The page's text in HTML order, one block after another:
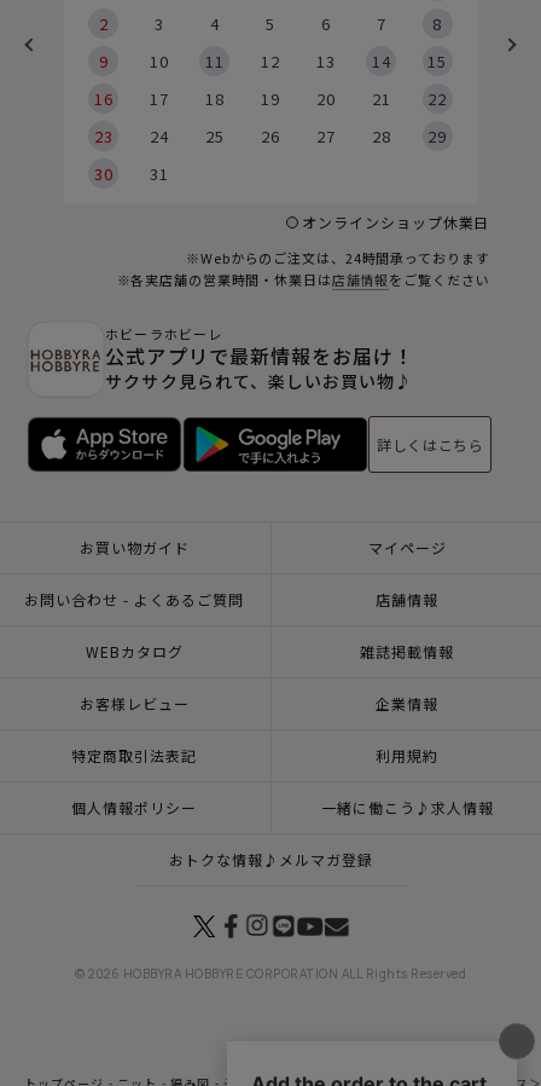
2
3 4 5 6 7
8
9
10 11 12 13 14
15
16
17 18 19 20 21
22
23
24 25 26 27 28
29
30
31
オンラインショップ休業日
※Webからのご注文は、24時間承っております
※各実店舗の営業時間・休業日は店舗情報をご覧ください
ホビーラホビーレ
公式アプリで最新情報をお届け！
サクサク見られて、楽しいお買い物♪
詳しくはこちら
お買い物ガイド マイページ
お問い合わせ - よくあるご質問 店舗情報
WEBカタログ 雑誌掲載情報
お客様レビュー 企業情報
特定商取引法表記 利用規約
個人情報ポリシー 一緒に働こう♪求人情報
おトクな情報♪メルマガ登録
© 2026 HOBBYRA HOBBYRE CORPORATION ALL Rights Reserved